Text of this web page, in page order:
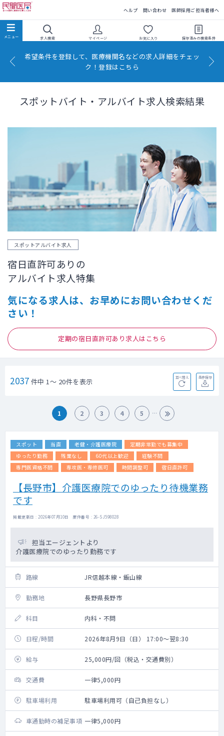
ヘルプ 問い合わせ 医師採用ご担当者様へ
求人検索 マイページ お気に入り 保存済みの検索条件
希望条件を登録して、医療機関名などの求人詳細をチェッ
ク！登録はこちら
スポットバイト・アルバイト求人検索結果
スポットアルバイト求人
宿日直許可ありの
アルバイト求人特集
気になる求人は、お早めにお問い合わせくだ
さい！
定期の宿日直許可あり求人はこちら
2037 件中 1～ 20件を表示 並べ替え 条件保存
1 2 3 4 5
スポット 当直 老健・介護医療院
定期非常勤でも募集中
ゆったり勤務
残業なし 60代以上歓迎
経験不問
専門医資格不問
専攻医・専修医可 時間調整可 宿日直許可
【長野市】介護医療院でのゆったり待機業務
です
掲載更新日 : 2026年07月10日 案件番号 : 26-SJ598028
担当エージェントより
介護医療院でのゆったり勤務です
路線 JR信越本線・飯山線
勤務地 長野県長野市
科目 内科・不問
日程/時間 2026年8月9日（日） 17:00～翌8:30
給与 25,000円/回（税込・交通費別）
交通費 一律5,000円
駐車場利用 駐車場利用可（自己負担なし）
車通勤時の補足事項 一律5,000円